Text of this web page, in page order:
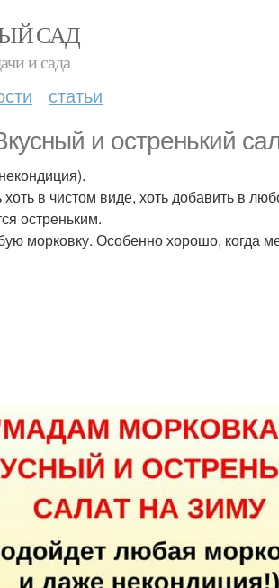
САД
и сада
статьи
и остренький
в чистом виде, хоть добавить в
остреньким.
морковку. Особенно хорошо, когда